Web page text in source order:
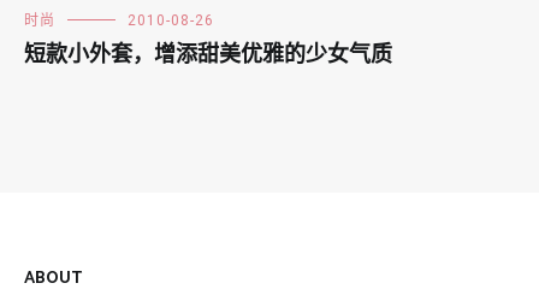
时尚 2010-08-26
短款小外套，增添甜美优雅的少女气质
ABOUT